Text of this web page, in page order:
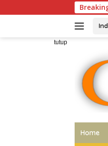
ke
Media Sinergi Jaga
tutup
Home